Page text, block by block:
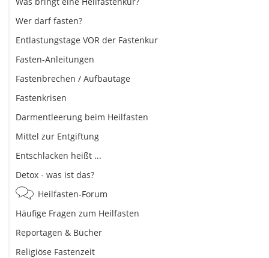
Wer darf fasten?
Entlastungstage VOR der Fastenkur
Fasten-Anleitungen
Fastenbrechen / Aufbautage
Fastenkrisen
Darmentleerung beim Heilfasten
Mittel zur Entgiftung
Entschlacken heißt ...
Detox - was ist das?
Heilfasten-Forum
Häufige Fragen zum Heilfasten
Reportagen & Bücher
Religiöse Fastenzeit